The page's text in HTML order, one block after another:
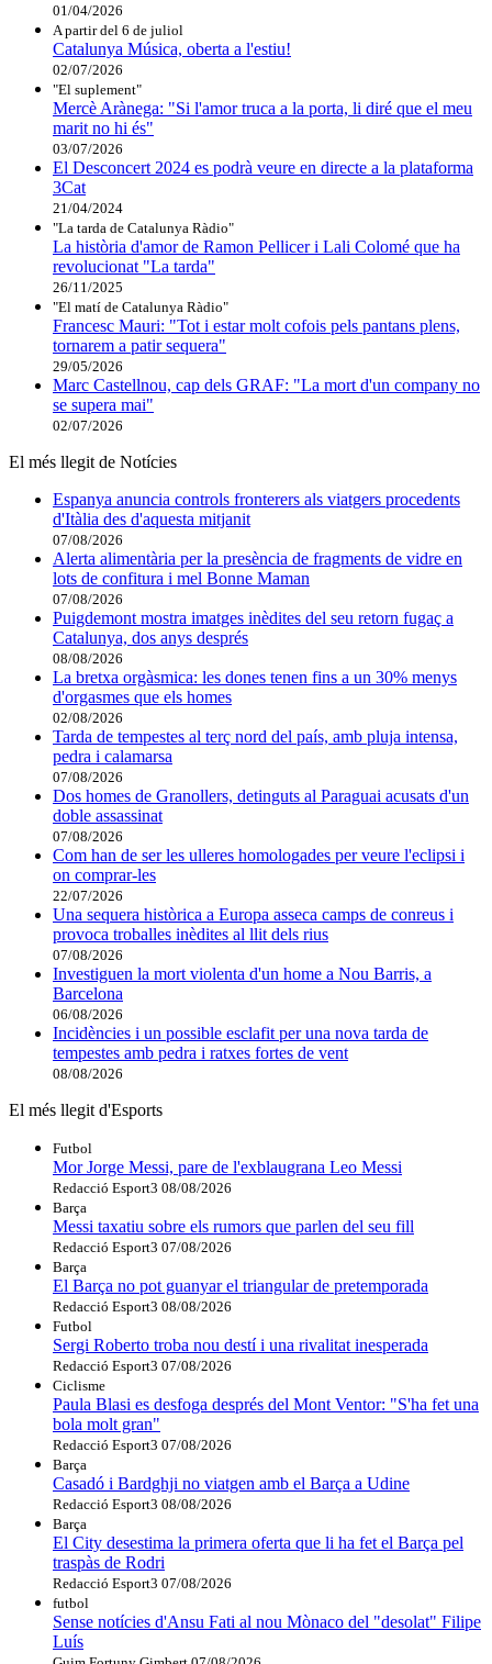
01/04/2026
A partir del 6 de juliol
Catalunya Música, oberta a l'estiu!
02/07/2026
"El suplement"
Mercè Arànega: "Si l'amor truca a la porta, li diré que el meu
marit no hi és"
03/07/2026
El Desconcert 2024 es podrà veure en directe a la plataforma
3Cat
21/04/2024
"La tarda de Catalunya Ràdio"
La història d'amor de Ramon Pellicer i Lali Colomé que ha
revolucionat "La tarda"
26/11/2025
"El matí de Catalunya Ràdio"
Francesc Mauri: "Tot i estar molt cofois pels pantans plens,
tornarem a patir sequera"
29/05/2026
Marc Castellnou, cap dels GRAF: "La mort d'un company no
se supera mai"
02/07/2026
El més llegit de Notícies
Espanya anuncia controls fronterers als viatgers procedents
d'Itàlia des d'aquesta mitjanit
07/08/2026
Alerta alimentària per la presència de fragments de vidre en
lots de confitura i mel Bonne Maman
07/08/2026
Puigdemont mostra imatges inèdites del seu retorn fugaç a
Catalunya, dos anys després
08/08/2026
La bretxa orgàsmica: les dones tenen fins a un 30% menys
d'orgasmes que els homes
02/08/2026
Tarda de tempestes al terç nord del país, amb pluja intensa,
pedra i calamarsa
07/08/2026
Dos homes de Granollers, detinguts al Paraguai acusats d'un
doble assassinat
07/08/2026
Com han de ser les ulleres homologades per veure l'eclipsi i
on comprar-les
22/07/2026
Una sequera històrica a Europa asseca camps de conreus i
provoca troballes inèdites al llit dels rius
07/08/2026
Investiguen la mort violenta d'un home a Nou Barris, a
Barcelona
06/08/2026
Incidències i un possible esclafit per una nova tarda de
tempestes amb pedra i ratxes fortes de vent
08/08/2026
El més llegit d'Esports
Futbol
Mor Jorge Messi, pare de l'exblaugrana Leo Messi
Redacció Esport3 08/08/2026
Barça
Messi taxatiu sobre els rumors que parlen del seu fill
Redacció Esport3 07/08/2026
Barça
El Barça no pot guanyar el triangular de pretemporada
Redacció Esport3 08/08/2026
Futbol
Sergi Roberto troba nou destí i una rivalitat inesperada
Redacció Esport3 07/08/2026
Ciclisme
Paula Blasi es desfoga després del Mont Ventor: "S'ha fet una
bola molt gran"
Redacció Esport3 07/08/2026
Barça
Casadó i Bardghji no viatgen amb el Barça a Udine
Redacció Esport3 08/08/2026
Barça
El City desestima la primera oferta que li ha fet el Barça pel
traspàs de Rodri
Redacció Esport3 07/08/2026
futbol
Sense notícies d'Ansu Fati al nou Mònaco del "desolat" Filipe
Luís